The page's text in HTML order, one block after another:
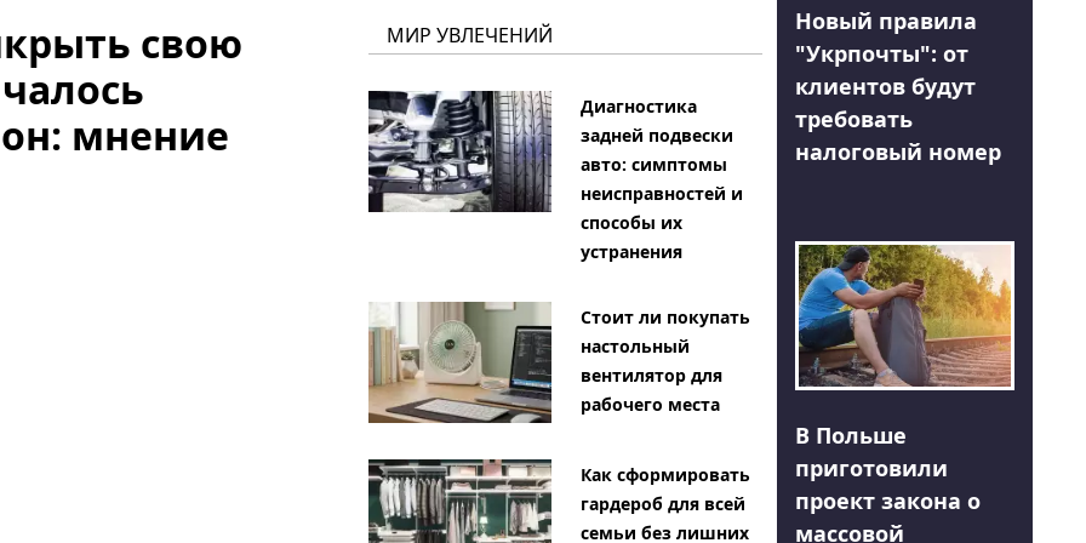
свою
мнение
МИР УВЛЕЧЕНИЙ
Диагностика
задней подвески
авто: симптомы
неисправностей и
способы их
устранения
Стоит ли покупать
настольный
вентилятор для
рабочего места
Как сформировать
гардероб для всей
семьи без лишних
Новый правила
"Укрпочты": от
клиентов будут
требовать
налоговый номер
В Польше
приготовили
проект закона о
массовой